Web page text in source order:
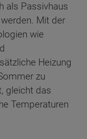
als Passivhaus
Mit der
wie
Heizung
zu
gleicht das
Temperaturen